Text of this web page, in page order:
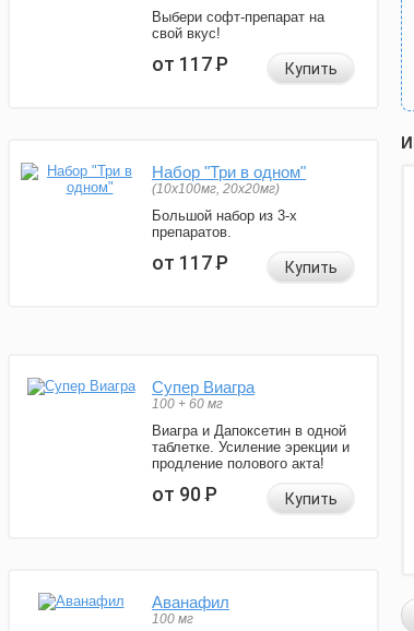
Выбери софт-препарат на
свой вкус!
от 117Р Купить
Набор "Три в одном"
(10x100мг, 20x20мг)
Большой набор из 3-х
препаратов.
от 117Р Купить
Супер Виагра
100 + 60 мг
Виагра и Дапоксетин в одной
таблетке. Усиление эрекции и
продление полового акта!
от 90Р Купить
Аванафил
100 мг